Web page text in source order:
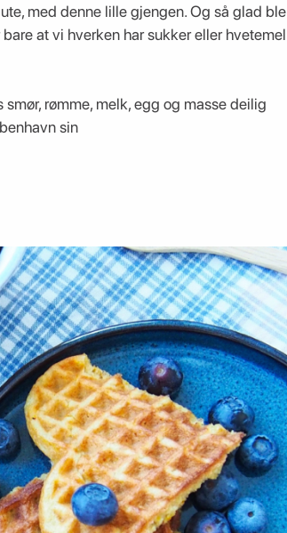
med denne lille gjengen. Og så glad ble
at vi hverken har sukker eller hvetemel
rømme, melk, egg og masse deilig
sin